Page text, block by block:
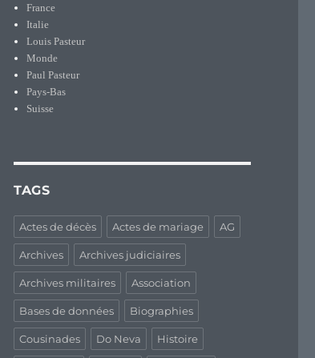
France
Italie
Louis Pasteur
Monde
Paul Pasteur
Pays-Bas
Suisse
TAGS
Actes de décès Actes de mariage AG
Archives Archives judiciaires
Archives militaires Association
Bases de données Biographies
Cousinades Do Neva Histoire